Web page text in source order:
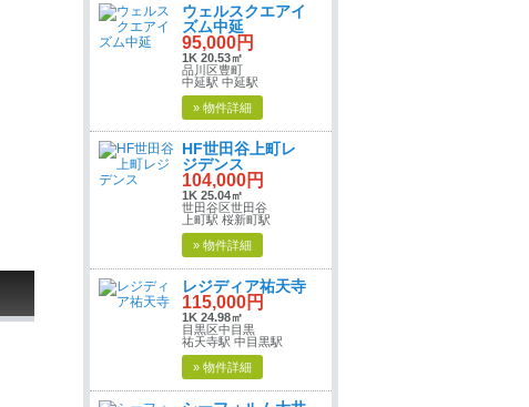
ウェルスクエアイ
ズム中延
95,000円
1K 20.53㎡
品川区豊町
中延駅 中延駅
» 物件詳細
HF世田谷上町レ
ジデンス
104,000円
1K 25.04㎡
世田谷区世田谷
上町駅 桜新町駅
» 物件詳細
レジディア祐天寺
115,000円
1K 24.98㎡
目黒区中目黒
祐天寺駅 中目黒駅
» 物件詳細